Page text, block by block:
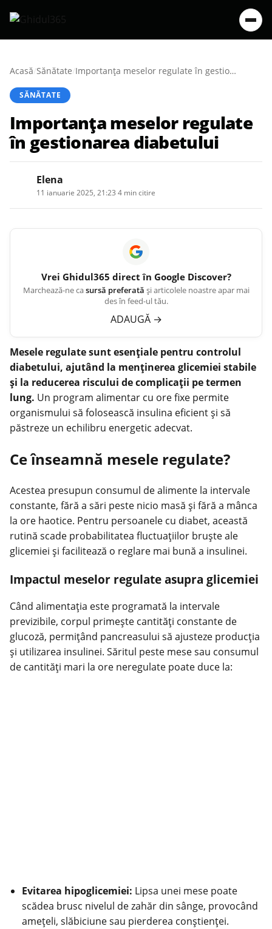
Acasă/Sănătate/ Importanța meselor regulate în gestionarea diabetului
SĂNĂTATE
Importanța meselor regulate
în gestionarea diabetului
Elena
11 ianuarie 2025, 21:23 4 min citire
Vrei Ghidul365 direct în Google Discover?
Marchează-ne casursă preferată și articolele noastre apar mai
des în feed-ul tău.
ADAUGĂ →
Mesele regulate sunt esențiale pentru controlul
diabetului, ajutând la menținerea glicemiei stabile
și la reducerea riscului de complicații pe termen
lung. Un program alimentar cu ore fixe permite
organismului să folosească insulina eficient și să
păstreze un echilibru energetic adecvat.
Ce înseamnă mesele regulate?
Acestea presupun consumul de alimente la intervale
constante, fără a sări peste nicio masă și fără a mânca
la ore haotice. Pentru persoanele cu diabet, această
rutină scade probabilitatea fluctuațiilor bruște ale
glicemiei și facilitează o reglare mai bună a insulinei.
Impactul meselor regulate asupra glicemiei
Când alimentația este programată la intervale
previzibile, corpul primește cantități constante de
glucoză, permițând pancreasului să ajusteze producția
și utilizarea insulinei. Săritul peste mese sau consumul
de cantități mari la ore neregulate poate duce la:
Evitarea hipoglicemiei: Lipsa unei mese poate
scădea brusc nivelul de zahăr din sânge, provocând
amețeli, slăbiciune sau pierderea conștienței.